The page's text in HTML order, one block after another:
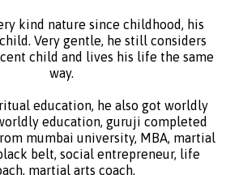
kind nature since childhood, his
Very gentle, he still considers
child and lives his life the same
way.
education, he also got worldly
education, guruji completed
mumbai university, MBA, martial
belt, social entrepreneur, life
martial arts coach.